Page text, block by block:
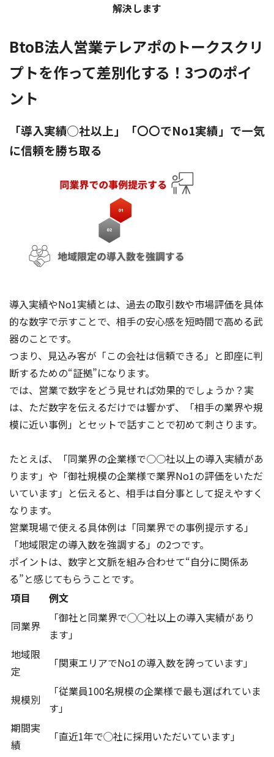
解決します
BtoB法人営業テレアポのトークスクリ
プトを作って差別化する！3つのポイ
ント
「導入実績◯社以上」「〇〇でNo1実績」で一気
に信頼を勝ち取る
導入実績やNo1実績とは、過去の取引数や市場評価を具体
的な数字で示すことで、相手の安心感を短時間で高める武
器のことです。
つまり、見込み客が「この会社は信頼できる」と即座に判
断するための“証拠”になります。
では、営業で数字をどう見せれば効果的でしょうか？実
は、ただ数字を伝えるだけでは響かず、「相手の業界や規
模に近い事例」とセットで話すことで初めて刺さります。
たとえば、「同業界の企業様で○○社以上の導入実績があ
ります」や「御社規模の企業様で業界No1の評価をいただ
いています」と伝えると、相手は自分事として捉えやすく
なります。
営業現場で使える具体例は「同業界での事例提示する」
「地域限定の導入数を強調する」の2つです。
ポイントは、数字と文脈を組み合わせて“自分に関係あ
る”と感じてもらうことです。
項目
例文
同業界
「御社と同業界で◯◯社以上の導入実績があり
ます」
地域限
定
「関東エリアでNo1の導入数を誇っています」
規模別
「従業員100名規模の企業様で最も選ばれていま
す」
期間実
績
「直近1年で◯社に採用いただいています」